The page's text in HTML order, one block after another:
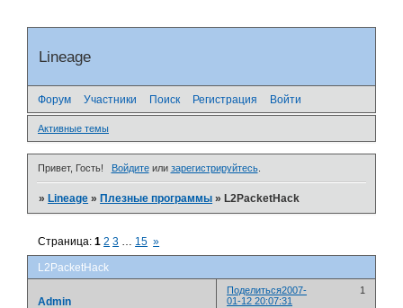
Lineage
Форум Участники Поиск Регистрация Войти
Активные темы
Привет, Гость! Войдитеили зарегистрируйтесь.
»Lineage »Плезные программы »L2PacketHack
L2PacketHack
Страница:1 2 3 … 15 »
Поделиться 1
2007-
01-12 20:07:31
Admin